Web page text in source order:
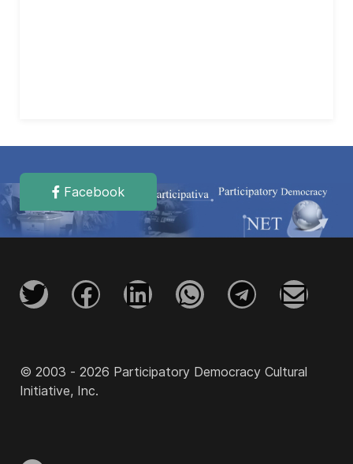
Facebook
© 2003 - 2026 Participatory Democracy Cultural
Initiative, Inc.